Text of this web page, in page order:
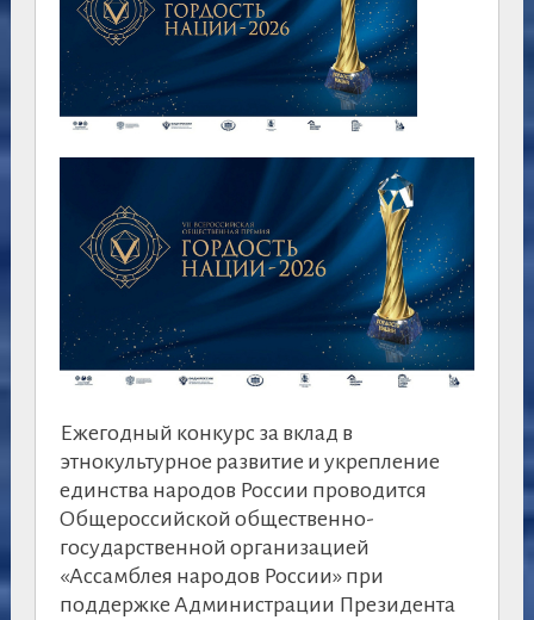
Ежегодный конкурс за вклад в
этнокультурное развитие и укрепление
единства народов России проводится
Общероссийской общественно-
государственной организацией
«Ассамблея народов России» при
поддержке Администрации Президента